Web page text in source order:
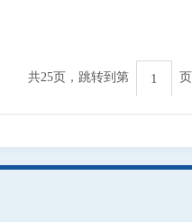
共25页，跳转到第 页